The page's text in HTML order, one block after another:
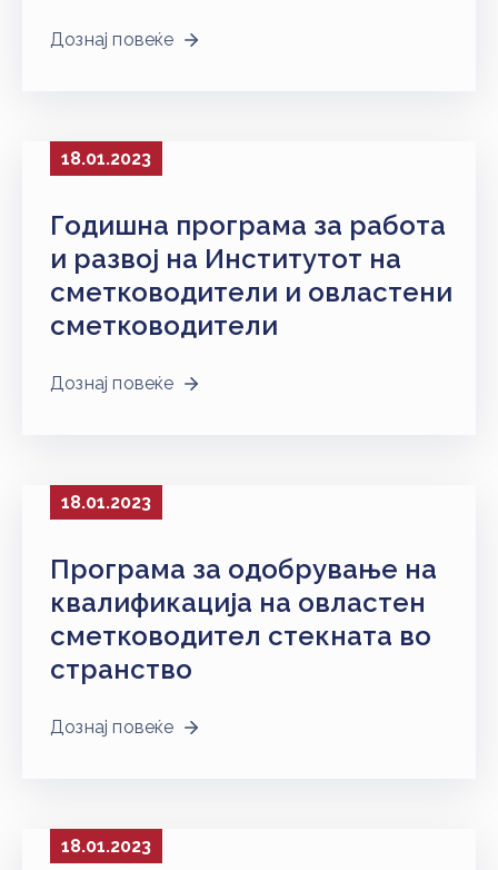
Дознај повеќе
18.01.2023
Годишна програма за работа
и развој на Институтот на
сметководители и овластени
сметководители
Дознај повеќе
18.01.2023
Програма за одобрување на
квалификација на овластен
сметководител стекната во
странство
Дознај повеќе
18.01.2023